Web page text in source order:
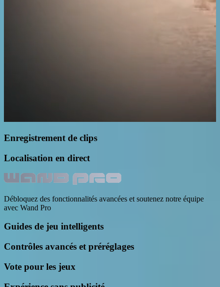
Enregistrement de clips
Localisation en direct
Débloquez des fonctionnalités avancées et soutenez notre équipe
avec Wand Pro
Guides de jeu intelligents
Contrôles avancés et préréglages
Vote pour les jeux